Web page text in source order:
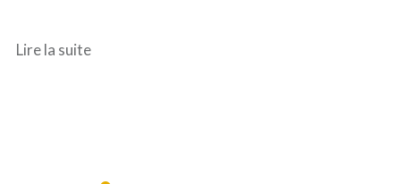
Lire la suite